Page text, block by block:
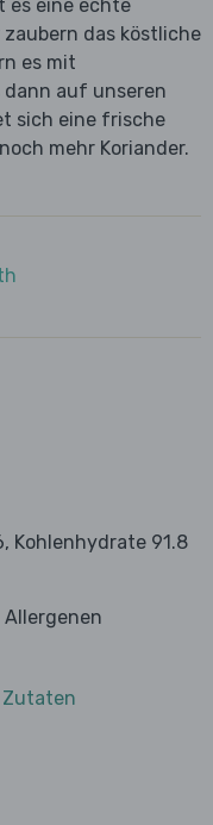
es eine echte
das köstliche
es mit
dann auf unseren
sich eine frische
mehr Koriander.
Kohlenhydrate 91.8
Allergenen